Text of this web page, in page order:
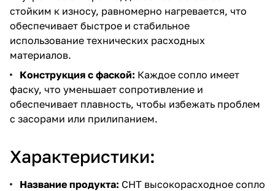
стойким к износу, равномерно нагревается, что
обеспечивает быстрое и стабильное
использование технических расходных
материалов.
Конструкция с фаской: Каждое сопло имеет
фаску, что уменьшает сопротивление и
обеспечивает плавность, чтобы избежать проблем
с засорами или прилипанием.
Характеристики:
Название продукта: CHT высокорасходное сопло